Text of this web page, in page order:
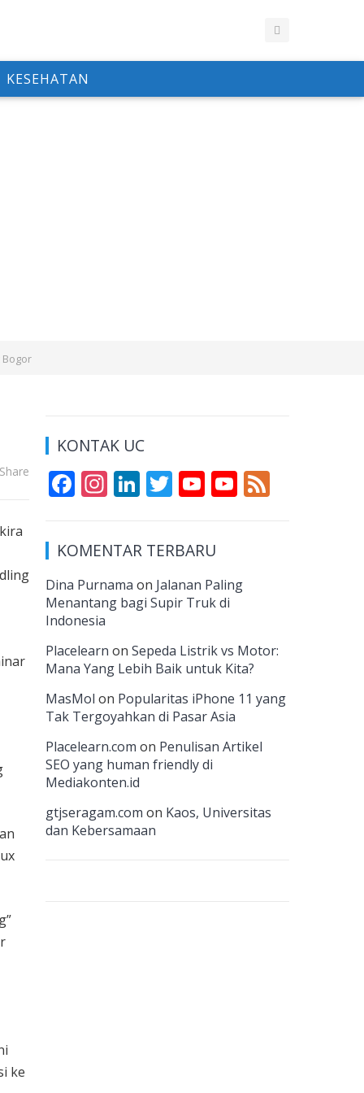
KESEHATAN
Bogor
Share
ke
KONTAK UC
F
e
b
o
o
k
In
a
gr
a
m
Li
k
e
dI
n
T
itt
er
Y
u
T
u
b
e
Y
u
e
C
h
n
KOMENTAR TERBARU
Dina Purnama on Jalanan Paling
Menantang bagi Supir Truk di
Indonesia
Placelearn on Sepeda Listrik vs Motor:
Mana Yang Lebih Baik untuk Kita?
MasMol on Popularitas iPhone 11 yang
Tak Tergoyahkan di Pasar Asia
Placelearn.com on Penulisan Artikel
SEO yang human friendly di
Mediakonten.id
gtjseragam.com on Kaos, Universitas
dan Kebersamaan